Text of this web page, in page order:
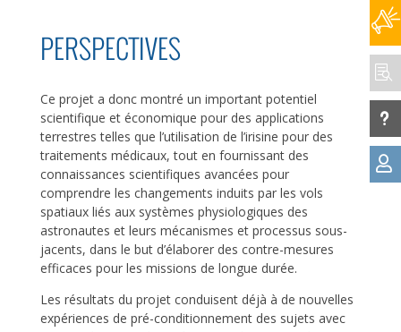
PERSPECTIVES
Ce projet a donc montré un important potentiel
scientifique et économique pour des applications
terrestres telles que l’utilisation de l’irisine pour des
traitements médicaux, tout en fournissant des
connaissances scientifiques avancées pour
comprendre les changements induits par les vols
spatiaux liés aux systèmes physiologiques des
astronautes et leurs mécanismes et processus sous-
jacents, dans le but d’élaborer des contre-mesures
efficaces pour les missions de longue durée.
Les résultats du projet conduisent déjà à de nouvelles
expériences de pré-conditionnement des sujets avec

u
